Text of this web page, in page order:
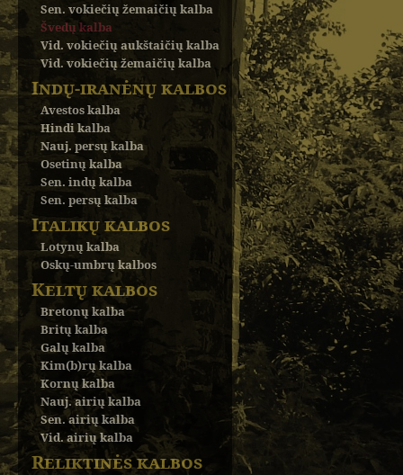
Sen. vokiečių žemaičių kalba
Švedų kalba
Vid. vokiečių aukštaičių kalba
Vid. vokiečių žemaičių kalba
Indų-iranėnų kalbos
Avestos kalba
Hindi kalba
Nauj. persų kalba
Osetinų kalba
Sen. indų kalba
Sen. persų kalba
Italikų kalbos
Lotynų kalba
Oskų-umbrų kalbos
Keltų kalbos
Bretonų kalba
Britų kalba
Galų kalba
Kim(b)rų kalba
Kornų kalba
Nauj. airių kalba
Sen. airių kalba
Vid. airių kalba
Reliktinės kalbos